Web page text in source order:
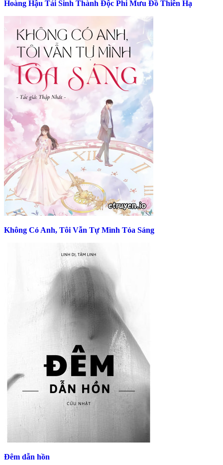
Hoàng Hậu Tái Sinh Thành Độc Phi Mưu Đồ Thiên Hạ
Không Có Anh, Tôi Vẫn Tự Mình Tỏa Sáng
Đêm dẫn hồn